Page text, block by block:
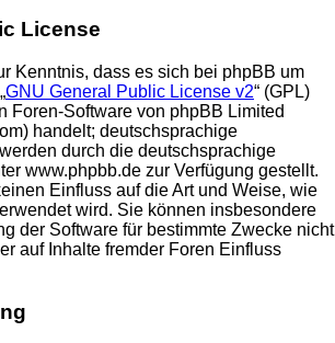
License
Kenntnis, dass es sich bei phpBB um
GNU General Public License v2“ (GPL)
Foren-Software von phpBB Limited
handelt; deutschsprachige
durch die deutschsprachige
www.phpbb.de zur Verfügung gestellt.
Einfluss auf die Art und Weise, wie
wird. Sie können insbesondere
der Software für bestimmte Zwecke nicht
auf Inhalte fremder Foren Einfluss